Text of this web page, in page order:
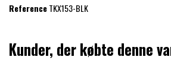
ReferenceTKX153-BLK
Kunder, der købte denne